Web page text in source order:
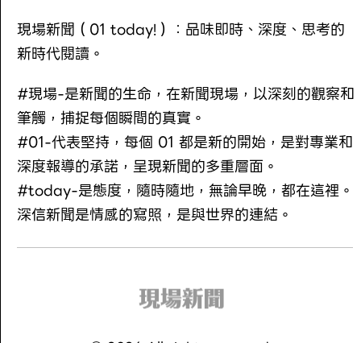
現場新聞（01 today!）：品味即時、深度、思考的
新時代閱讀。
#現場-是新聞的生命，在新聞現場，以深刻的觀察和
筆觸，捕捉每個瞬間的真實。
#01-代表堅持，每個 01 都是新的開始，是對專業和
深度報導的承諾，呈現新聞的多重層面。
#today-是態度，隨時隨地，無論早晚，都在這裡。
深信新聞是情感的寫照，是與世界的連結。